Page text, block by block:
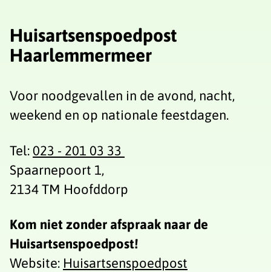
Huisartsenspoedpost
Haarlemmermeer
Voor noodgevallen in de avond, nacht,
weekend en op nationale feestdagen.
Tel:023 - 201 03 33
Spaarnepoort 1,
2134 TM Hoofddorp
Kom niet zonder afspraak naar de
Huisartsenspoedpost!
Website: Huisartsenspoedpost